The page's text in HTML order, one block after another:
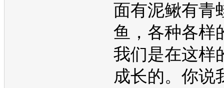
面有泥鳅有青
鱼，各种各样
我们是在这样
成长的。你说